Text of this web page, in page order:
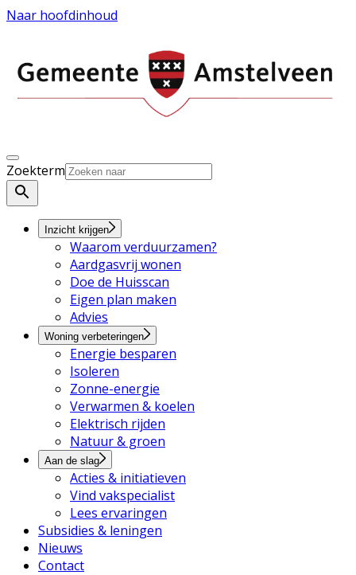
Naar hoofdinhoud
Zoekterm
Inzicht krijgen
Waarom verduurzamen?
Aardgasvrij wonen
Doe de Huisscan
Eigen plan maken
Advies
Woning verbeteringen
Energie besparen
Isoleren
Zonne-energie
Verwarmen & koelen
Elektrisch rijden
Natuur & groen
Aan de slag
Acties & initiatieven
Vind vakspecialist
Lees ervaringen
Subsidies & leningen
Nieuws
Contact